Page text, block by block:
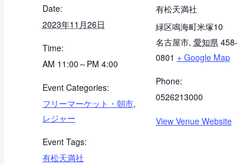
Date:
2023年11月26日
Time:
AM 11:00～PM 4:00
Event Categories:
フリーマーケット・朝市,
レジャー
Event Tags:
有松天満社
有松天満社
緑区鳴海町米塚10
名古屋市, 愛知県 458-
0801 + Google Map
Phone:
0526213000
View Venue Website